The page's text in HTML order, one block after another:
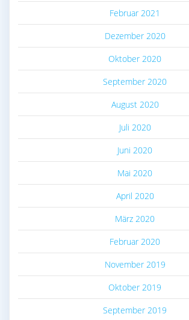
Februar 2021
Dezember 2020
Oktober 2020
September 2020
August 2020
Juli 2020
Juni 2020
Mai 2020
April 2020
März 2020
Februar 2020
November 2019
Oktober 2019
September 2019